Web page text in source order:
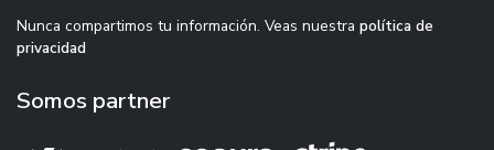
Nunca compartimos tu información. Veas nuestra política de
privacidad
Somos partner